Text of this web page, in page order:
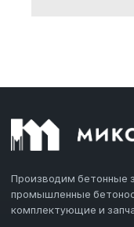
Производим бетонные
промышленные
комплектующие и